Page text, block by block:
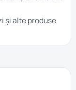
și alte produse